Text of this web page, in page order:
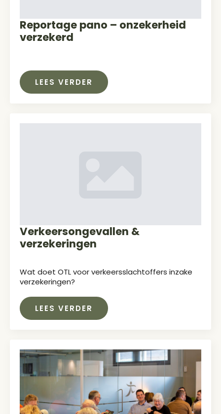
Reportage pano – onzekerheid
verzekerd
LEES VERDER
Verkeersongevallen &
verzekeringen
Wat doet OTL voor verkeersslachtoffers inzake
verzekeringen?
LEES VERDER